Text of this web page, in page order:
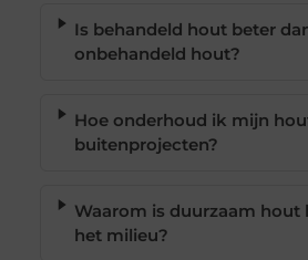
Is behandeld hout beter
onbehandeld hout?
Hoe onderhoud ik mijn
buitenprojecten?
Waarom is duurzaam hout
het milieu?